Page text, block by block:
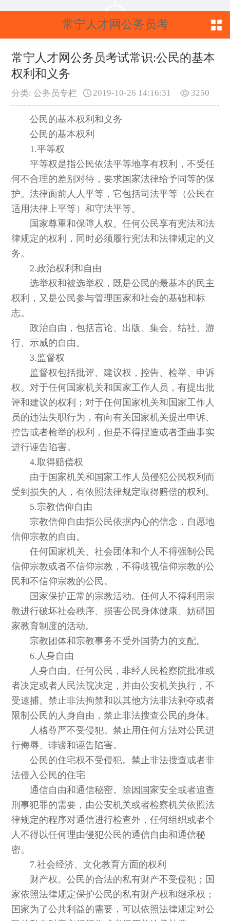
常宁人才网公务员考
试常识:公民的基本权
常宁人才网公务员考试常识:公民的基本
权利和义务
分类: 公务员专栏 3250
2019-10-26 14:16:31
公民的基本权利和义务
公民的基本权利
1.平等权
平等权是指公民依法平等地享有权利，不受任
何不合理的差别对待，要求国家法律给予同等的保
护。法律面前人人平等，它包括司法平等（公民在
适用法律上平等）和守法平等。
国家尊重和保障人权。任何公民享有宪法和法
律规定的权利，同时必须履行宪法和法律规定的义
务。
2.政治权利和自由
选举权和被选举权，既是公民的最基本的民主
权利，又是公民参与管理国家和社会的基础和标
志。
政治自由，包括言论、出版、集会、结社、游
行、示威的自由。
3.监督权
监督权包括批评、建议权，控告、检举、申诉
权。对于任何国家机关和国家工作人员，有提出批
评和建议的权利；对于任何国家机关和国家工作人
员的违法失职行为，有向有关国家机关提出申诉、
控告或者检举的权利，但是不得捏造或者歪曲事实
进行诬告陷害。
4.取得赔偿权
由于国家机关和国家工作人员侵犯公民权利而
受到损失的人，有依照法律规定取得赔偿的权利。
5.宗教信仰自由
宗教信仰自由指公民依据内心的信念，自愿地
信仰宗教的自由。
任何国家机关、社会团体和个人不得强制公民
信仰宗教或者不信仰宗教，不得歧视信仰宗教的公
民和不信仰宗教的公民。
国家保护正常的宗教活动。任何人不得利用宗
教进行破坏社会秩序、损害公民身体健康、妨碍国
家教育制度的活动。
宗教团体和宗教事务不受外国势力的支配。
6.人身自由
人身自由。任何公民，非经人民检察院批准或
者决定或者人民法院决定，并由公安机关执行，不
受逮捕。禁止非法拘禁和以其他方法非法剥夺或者
限制公民的人身自由，禁止非法搜查公民的身体。
人格尊严不受侵犯。禁止用任何方法对公民进
行侮辱、诽谤和诬告陷害。
公民的住宅权不受侵犯。禁止非法搜查或者非
法侵入公民的住宅
通信自由和通信秘密。除因国家安全或者追查
刑事犯罪的需要，由公安机关或者检察机关依照法
律规定的程序对通信进行检查外，任何组织或者个
人不得以任何理由侵犯公民的通信自由和通信秘
密。
7.社会经济、文化教育方面的权利
财产权。公民的合法的私有财产不受侵犯；国
家依照法律规定保护公民的私有财产权和继承权；
国家为了公共利益的需要，可以依照法律规定对公